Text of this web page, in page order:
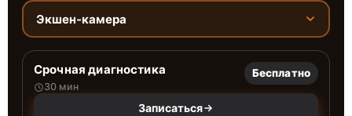
Экшен-камера
Срочная диагностика
30 мин
Бесплатно
Записаться